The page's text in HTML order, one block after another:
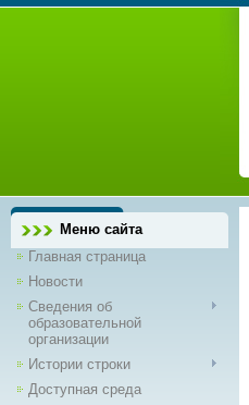
Меню сайта
Главная страница
Новости
Сведения об
образовательной
организации
Истории строки
Доступная среда